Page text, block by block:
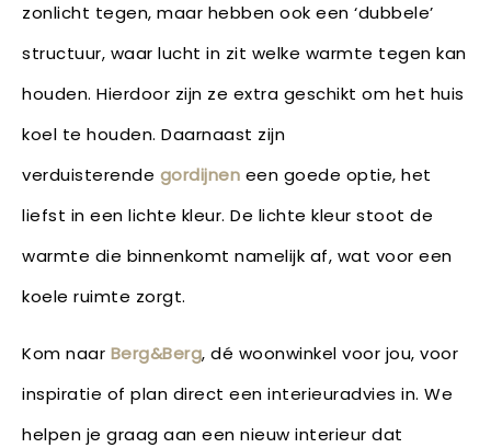
zonlicht tegen, maar hebben ook een ‘dubbele’
structuur, waar lucht in zit welke warmte tegen kan
houden. Hierdoor zijn ze extra geschikt om het huis
koel te houden. Daarnaast zijn
verduisterende gordijnen een goede optie, het
liefst in een lichte kleur. De lichte kleur stoot de
warmte die binnenkomt namelijk af, wat voor een
koele ruimte zorgt.
Kom naar Berg&Berg, dé woonwinkel voor jou, voor
inspiratie of plan direct een interieuradvies in. We
helpen je graag aan een nieuw interieur dat